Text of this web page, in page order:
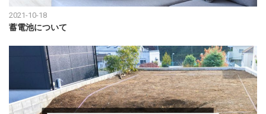
2021-10-18
蓄電池について